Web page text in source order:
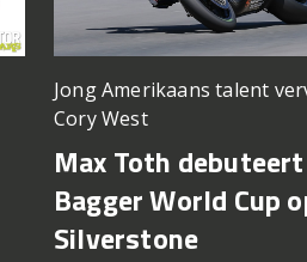
Jong Amerikaans talent
Cory West
Max Toth
Bagger World Cup
Silverstone